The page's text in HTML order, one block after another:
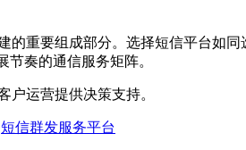
重要组成部分。选择短信平台如
奏的通信服务矩阵。
户运营提供决策支持。
短信群发服务平台